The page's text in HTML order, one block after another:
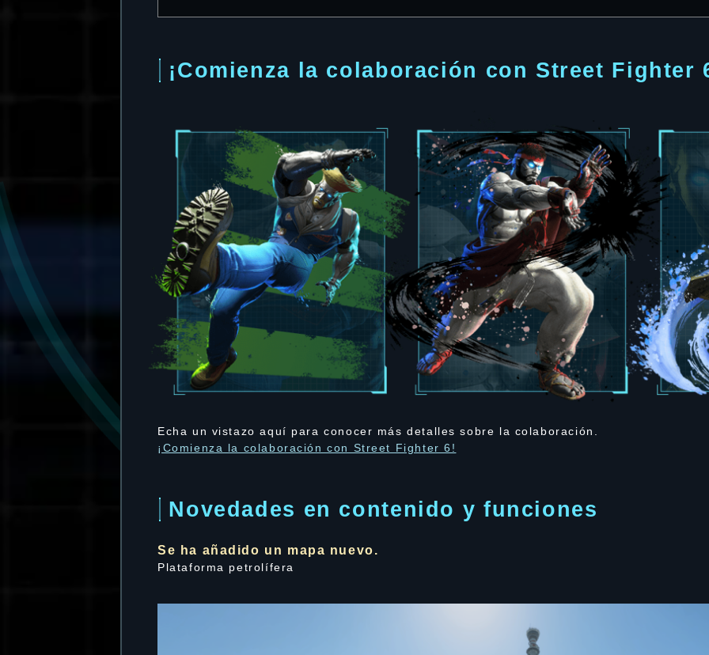
¡Comienza la colaboración con Street Fighter
Echa un vistazo aquí para conocer más detalles sobre la colaboración.
¡Comienza la colaboración con Street Fighter 6!
Novedades en contenido y funciones
Se ha añadido un mapa nuevo.
Plataforma petrolífera